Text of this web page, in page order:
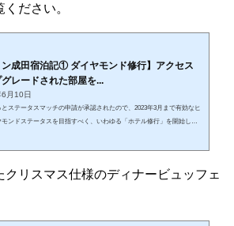
ださい。
ン成田宿泊記① ダイヤモンド修行】アクセス
グレードされた部屋を...
月10日
ステータスマッチの申請が承認されたので、2023年3月まで有効なヒ
ンドステータスを目指すべく、いわゆる「ホテル修行」を開始しま
、2泊3日を3回、3泊4日を1回と計4回にわけてこれから「ダイヤモン
クリスマス仕様のディナービュッフェ